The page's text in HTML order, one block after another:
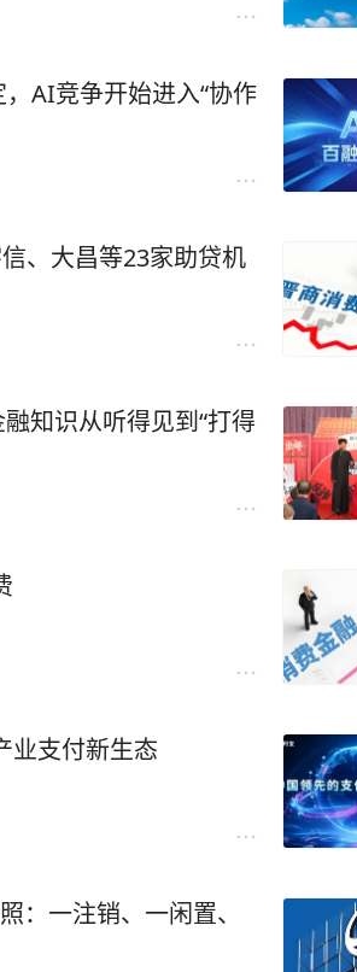
AI竞争开始进入“协作
、大昌等23家助贷机
知识从听得见到“打得
业支付新生态
：一注销、一闲置、